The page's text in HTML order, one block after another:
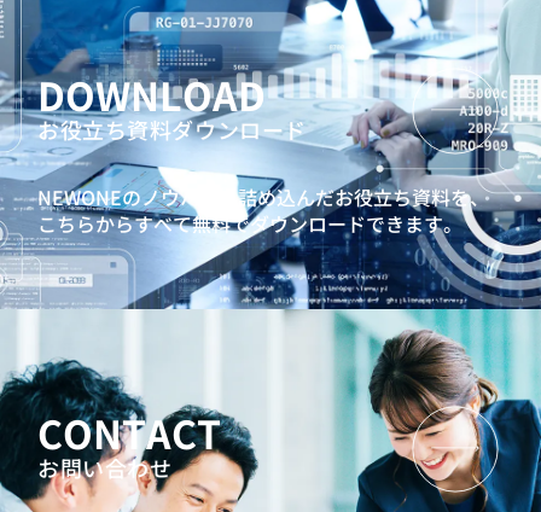
DOWNLOAD
お役立ち資料ダウンロード
NEWONEのノウハウを詰め込んだお役立ち資料を、
こちらからすべて無料でダウンロードできます。
CONTACT
お問い合わせ